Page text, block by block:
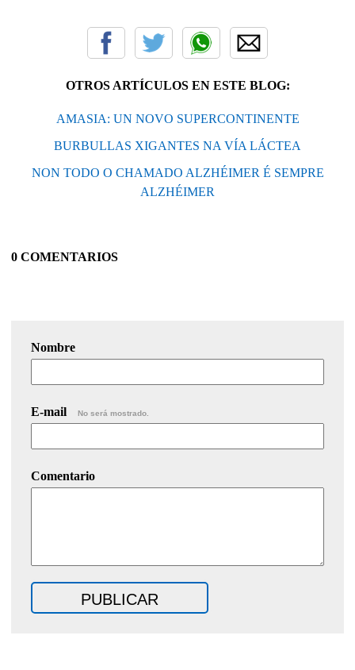
OTROS ARTÍCULOS EN ESTE BLOG:
AMASIA: UN NOVO SUPERCONTINENTE
BURBULLAS XIGANTES NA VÍA LÁCTEA
NON TODO O CHAMADO ALZHÉIMER É SEMPRE
ALZHÉIMER
0 COMENTARIOS
Nombre
E-mail No será mostrado.
Comentario